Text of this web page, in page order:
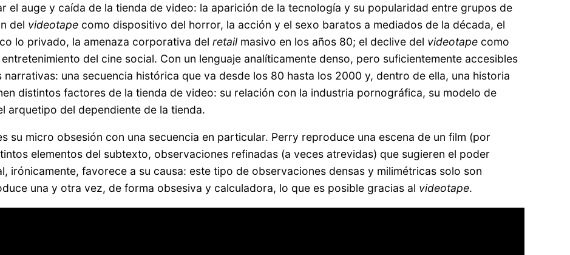
el auge y caída de la tienda de video: la aparición de la tecnología y su popularidad entre grupos de
del videotape como dispositivo del horror, la acción y el sexo baratos a mediados de la década, el
lo privado, la amenaza corporativa delretail masivo en los años 80; el declive del videotape como
del cine social. Con un lenguaje analíticamente denso, pero suficientemente accesibles
una secuencia histórica que va desde los 80 hasta los 2000 y, dentro de ella, una historia
distintos factores de la tienda de video: su relación con la industria pornográfica, su modelo de
arquetipo del dependiente de la tienda.
su micro obsesión con una secuencia en particular. Perry reproduce una escena de un film (por
elementos del subtexto, observaciones refinadas (a veces atrevidas) que sugieren el poder
irónicamente, favorece a su causa: este tipo de observaciones densas y milimétricas solo son
una y otra vez, de forma obsesiva y calculadora, lo que es posible gracias al videotape.